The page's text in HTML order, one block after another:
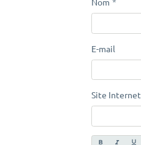
E-mail
Site Internet